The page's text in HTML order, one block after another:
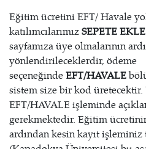
Eğitim ücretini EFT/ Havale
katılımcılarımızSEPETE EKLE
sayfamıza üye olmalarının
yönlendirileceklerdir, ödeme
seçeneğinde EFT/HAVALE
sistem size bir kod üretecektir.
EFT/HAVALE işleminde
gerekmektedir. Eğitim
ardından kesin kayıt işleminiz